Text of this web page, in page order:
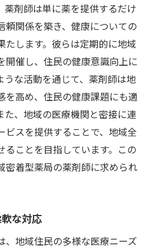
コミュニティの絆
の調剤薬局で地域密着の医
薬局の特徴
ぐ医療拠点
用しやすい立地
提供する快適なサービス
の利便性
支える取り組み
薬剤師は単に薬を提供するだけ
頼関係を築き、健康についての
たします。彼らは定期的に地域
開催し、住民の健康意識向上に
うな活動を通じて、薬剤師は地
を高め、住民の健康課題にも適
た、地域の医療機関と密接に連
ビスを提供することで、地域全
ることを目指しています。この
密着型薬局の薬剤師に求められ
な対応
、地域住民の多様な医療ニーズ